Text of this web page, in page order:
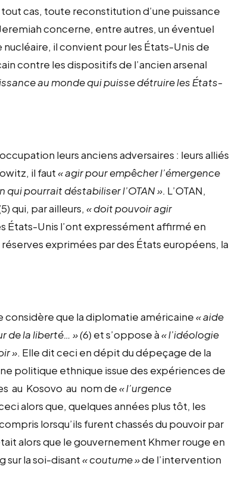
cas, toute reconstitution d’une puissance
concerne, entre autres, un éventuel
il convient pour les États-Unis de
contre les dispositifs de l’ancien arsenal
au monde qui puisse détruire les États-
leurs anciens adversaires : leurs alliés
il faut« agir pour empêcher l’émergence
pourrait déstabiliser l’OTAN ». L’OTAN,
qui, par ailleurs,« doit pouvoir agir
États-Unis l’ont expressément affirmé en
exprimées par des États européens, la
considère que la diplomatie américaine« aide
de la liberté… » (6) et s’oppose à« l’idéologie
». Elle dit ceci en dépit du dépeçage de la
politique ethnique issue des expériences de
au Kosovo au nom de« l’urgence
alors que, quelques années plus tôt, les
lorsqu’ils furent chassés du pouvoir par
alors que le gouvernement Khmer rouge en
sur la soi-disant« coutume »de l’intervention